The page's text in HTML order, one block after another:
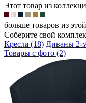
Этот товар из
больше товаров из
Соберите свой
Кресла (18) Диваны 2-
Товары с фото (2)